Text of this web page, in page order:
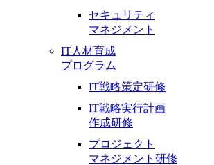
セキュリティ
マネジメント
IT人材育成
プログラム
IT戦略策定研修
IT戦略実行計画
作成研修
プロジェクト
マネジメント研修